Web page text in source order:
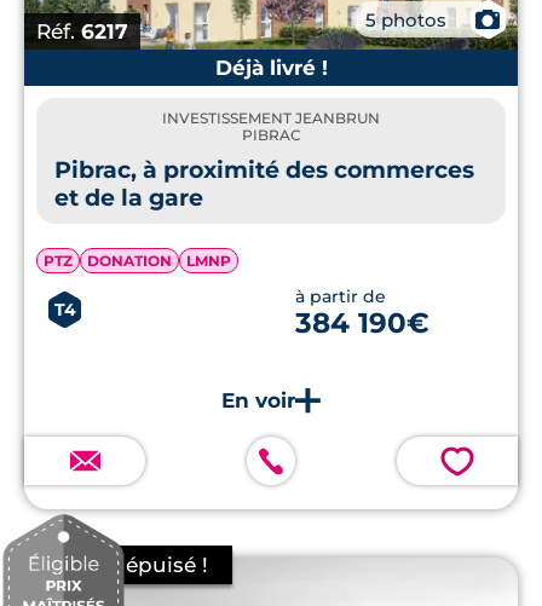
Réf. 6217 5 photos
📷
Déjà livré !
INVESTISSEMENT JEANBRUN
PIBRAC
Pibrac, à proximité des commerces
et de la gare
PTZ DONATION LMNP
T4
à partir de
384 190€
💗